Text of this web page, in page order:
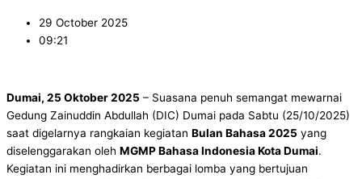
29 October 2025
09:21
Dumai, 25 Oktober 2025 – Suasana penuh semangat mewarnai
Gedung Zainuddin Abdullah (DIC) Dumai pada Sabtu (25/10/2025)
saat digelarnya rangkaian kegiatan Bulan Bahasa 2025 yang
diselenggarakan oleh MGMP Bahasa Indonesia Kota Dumai.
Kegiatan ini menghadirkan berbagai lomba yang bertujuan